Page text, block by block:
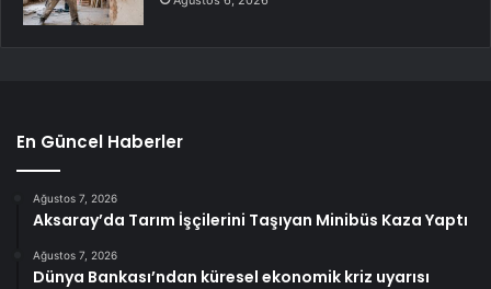
En Güncel Haberler
Ağustos 7, 2026
Aksaray’da Tarım İşçilerini Taşıyan Minibüs Kaza Yaptı
Ağustos 7, 2026
Dünya Bankası’ndan küresel ekonomik kriz uyarısı